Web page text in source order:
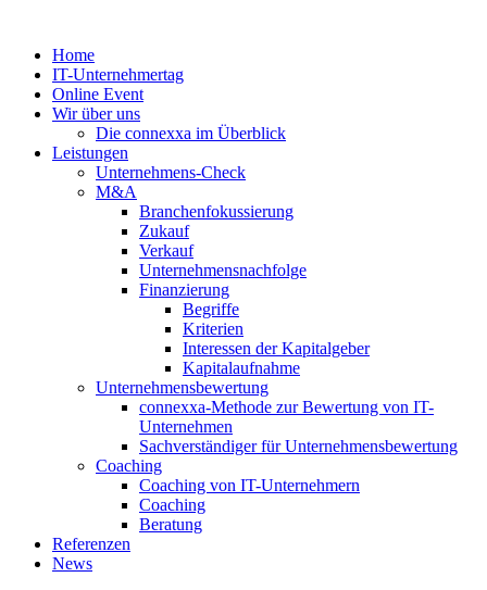
springenHome
IT-Unternehmertag
Online Event
Wir über uns
Die connexxa im Überblick
Leistungen
Unternehmens-Check
M&A
Branchenfokussierung
Zukauf
Verkauf
Unternehmensnachfolge
Finanzierung
Begriffe
Kriterien
Interessen der Kapitalgeber
Kapitalaufnahme
Unternehmensbewertung
connexxa-Methode zur Bewertung von IT-
Unternehmen
Sachverständiger für Unternehmensbewertung
Coaching
Coaching von IT-Unternehmern
Coaching
Beratung
Referenzen
News